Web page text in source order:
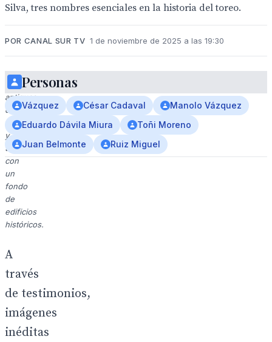
Silva, tres nombres esenciales en la historia del toreo.
POR CANAL SUR TV 1 de noviembre de 2025 a las 19:30
Imágenes
antiguas
de
toreros
y
toros,
con
un
fondo
de
edificios
históricos.
A
través
de testimonios,
imágenes
inéditas
Personas
Vázquez César Cadaval
Manolo Vázquez
Eduardo Dávila Miura
Toñi Moreno
Juan Belmonte
Ruiz Miguel